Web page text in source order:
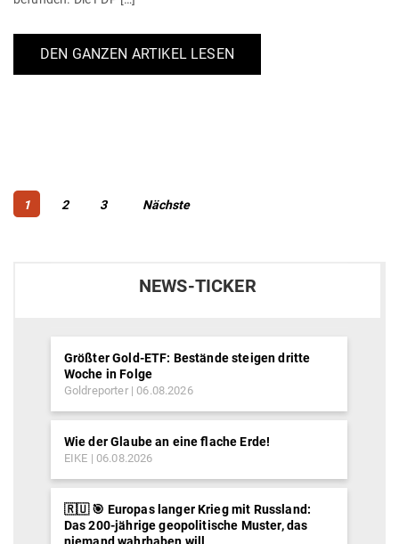
DEN GANZEN ARTIKEL LESEN
Beitragsnavigation
Page
1 Page
2 Page
3 Nächste
NEWS-TICKER
Größter Gold-ETF: Bestände steigen dritte
Woche in Folge
Goldreporter 06.08.2026
Wie der Glaube an eine flache Erde!
EIKE 06.08.2026
🇷🇺 🎯 Europas langer Krieg mit Russland:
Das 200-jährige geopolitische Muster, das
niemand wahrhaben will